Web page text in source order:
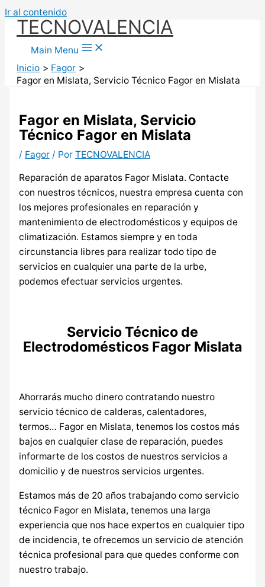
Ir al contenido
TECNOVALENCIA
Main Menu
Inicio
Fagor
Fagor en Mislata, Servicio Técnico Fagor en Mislata
Fagor en Mislata, Servicio
Técnico Fagor en Mislata
/ Fagor/ Por TECNOVALENCIA
Reparación de aparatos Fagor Mislata. Contacte
con nuestros técnicos, nuestra empresa cuenta con
los mejores profesionales en reparación y
mantenimiento de electrodomésticos y equipos de
climatización. Estamos siempre y en toda
circunstancia libres para realizar todo tipo de
servicios en cualquier una parte de la urbe,
podemos efectuar servicios urgentes.
Servicio Técnico de
Electrodomésticos Fagor Mislata
Ahorrarás mucho dinero contratando nuestro
servicio técnico de calderas, calentadores,
termos… Fagor en Mislata, tenemos los costos más
bajos en cualquier clase de reparación, puedes
informarte de los costos de nuestros servicios a
domicilio y de nuestros servicios urgentes.
Estamos más de 20 años trabajando como servicio
técnico Fagor en Mislata, tenemos una larga
experiencia que nos hace expertos en cualquier tipo
de incidencia, te ofrecemos un servicio de atención
técnica profesional para que quedes conforme con
nuestro trabajo.